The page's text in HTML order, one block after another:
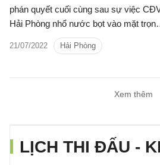
phán quyết cuối cùng sau sự việc
Hải Phòng nhổ nước bọt vào mặt trọng
tài Hoàng Ngọc Hà.
21/07/2022 Hải Phòng
Xem thêm
LỊCH THI ĐẤU -